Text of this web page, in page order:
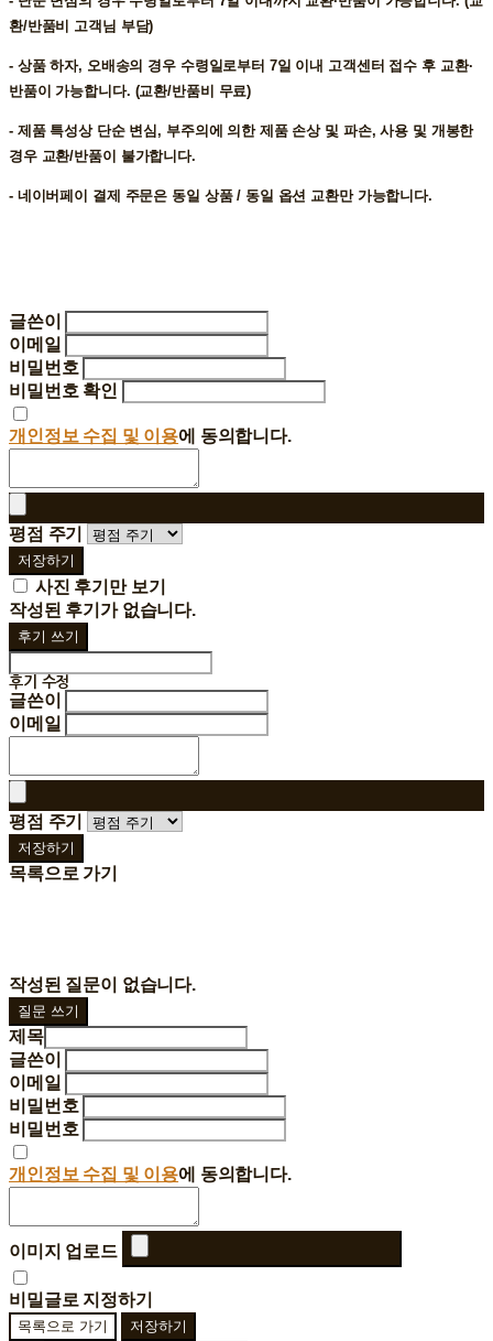
환/반품비 고객님 부담)
- 상품 하자, 오배송의 경우 수령일로부터 7일 이내 고객센터 접수 후 교환∙
반품이 가능합니다. (교환/반품비 무료)
- 제품 특성상 단순 변심, 부주의에 의한 제품 손상 및 파손, 사용 및 개봉한
경우 교환/반품이 불가합니다.
- 네이버페이 결제 주문은 동일 상품 / 동일 옵션 교환만 가능합니다.
글쓴이
이메일
비밀번호
비밀번호 확인
개인정보 수집 및 이용에 동의합니다.
평점 주기
저장하기
사진 후기만 보기
작성된 후기가 없습니다.
후기 쓰기
후기 수정
글쓴이
이메일
평점 주기
저장하기
목록으로 가기
작성된 질문이 없습니다.
질문 쓰기
제목
글쓴이
이메일
비밀번호
비밀번호
개인정보 수집 및 이용에 동의합니다.
이미지 업로드
비밀글로 지정하기
목록으로 가기 저장하기